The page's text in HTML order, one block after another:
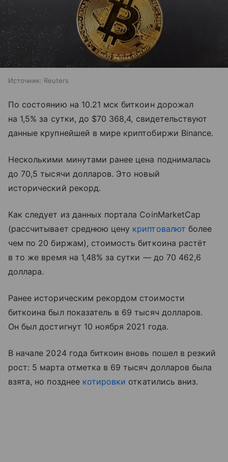
Источник: Reuters
По состоянию на 10.21 мск биткоин дорожал
на 1,5% за сутки, до $70 368,4, свидетельствуют
данные крупнейшей в мире криптобиржи Binance.
Несколькими минутами ранее цена поднималась
до 70,5 тысячи долларов. Это новый
исторический рекорд.
Как следует из данных портала CoinMarketCap
(рассчитывает среднюю цену криптовалют более
чем по 20 биржам), стоимость биткоина растёт
в то же время на 1,48% за сутки — до 70 462,6
доллара.
Ранее историческим рекордом стоимости
биткоина был показатель в 69 тысяч долларов.
Он был достигнут 10 ноября 2021 года.
В начале 2024 года биткоин вновь пошел в резкий
рост: 5 марта отметка в 69 тысяч долларов была
взята, но позднее котировки откатились вниз.